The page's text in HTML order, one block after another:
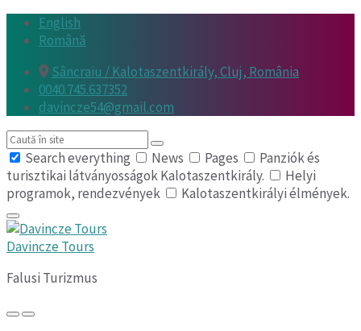
Skip
Skip
navigation
Skip
English
Română
Sâncraiu / Kalotaszentkirály, Cluj, România
0040.745.637352
davincze54@gmail.com
Search
Search everything
News Pages
Panziók és
turisztikai látványosságok Kalotaszentkirály.
Helyi
programok, rendezvények
Kalotaszentkirályi élmények.
Davincze Tours
Falusi Turizmus